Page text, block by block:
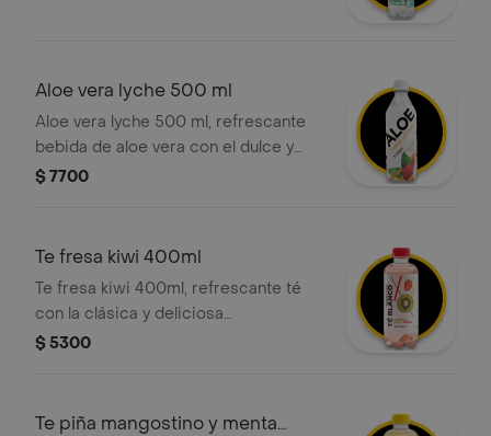
Aloe vera lyche 500 ml
Aloe vera lyche 500 ml, refrescante
bebida de aloe vera con el dulce y
exótico sabor a lychee
$ 7700
Te fresa kiwi 400ml
Te fresa kiwi 400ml, refrescante té
con la clásica y deliciosa
combinación de sabores: la dulzura
$ 5300
Te piña mangostino y menta